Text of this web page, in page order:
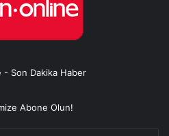
- Son Dakika Haber
Abone Olun!